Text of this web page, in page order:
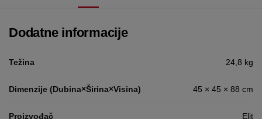
Dodatne informacije
Težina 24,8 kg
Dimenzije (Dubina×Širina×Visina) 45 × 45 × 88 cm
Proizvođač Elit